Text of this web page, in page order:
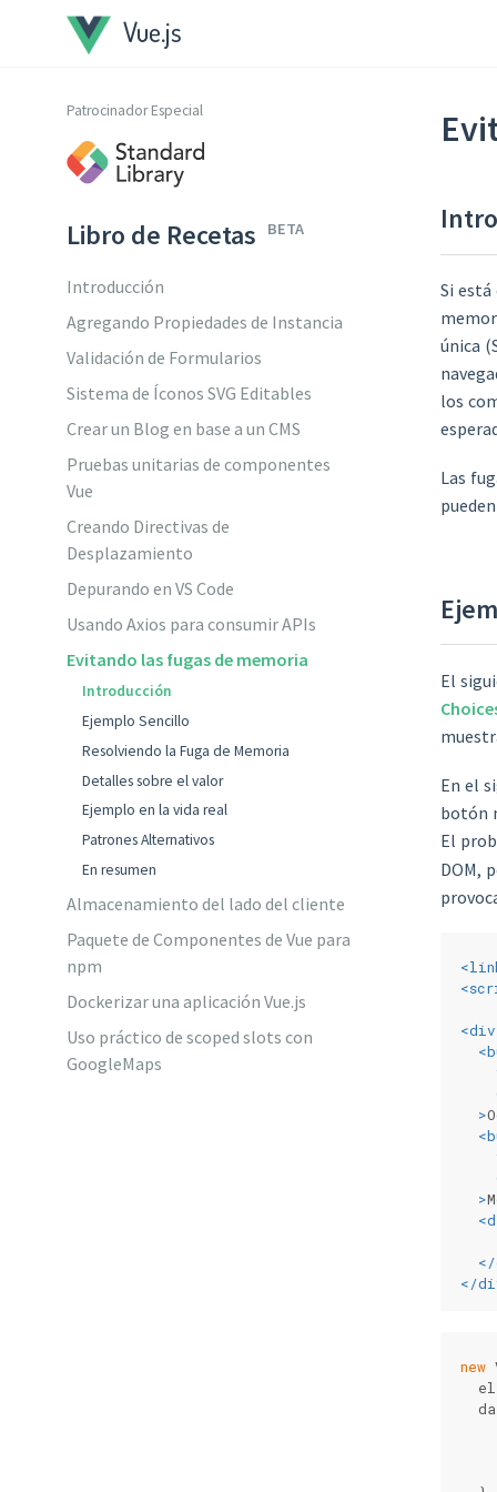
Vue.js
Patrocinador Especial
Libro de Recetas BETA
Introducción
Agregando Propiedades de Instancia
Validación de Formularios
Sistema de Íconos SVG Editables
Crear un Blog en base a un CMS
Pruebas unitarias de componentes
Vue
Creando Directivas de
Desplazamiento
Depurando en VS Code
Usando Axios para consumir APIs
Evitando las fugas de memoria
Introducción
Ejemplo Sencillo
Resolviendo la Fuga de Memoria
Detalles sobre el valor
Ejemplo en la vida real
Patrones Alternativos
En resumen
Almacenamiento del lado del cliente
Paquete de Componentes de Vue para
npm
Dockerizar una aplicación Vue.js
Uso práctico de scoped slots con
GoogleMaps
Si está
única
los
Las
El
En el
botón
El
DOM,
<
<
<div
<
  >
<
  >
<
</
</
new